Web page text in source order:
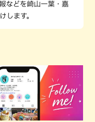
などを崎山一葉・嘉
します。